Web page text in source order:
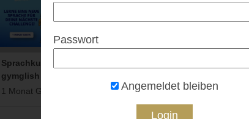
Sprachkurse-
gymglish
1 Monat Gratis...
Passwort
Angemeldet bleiben